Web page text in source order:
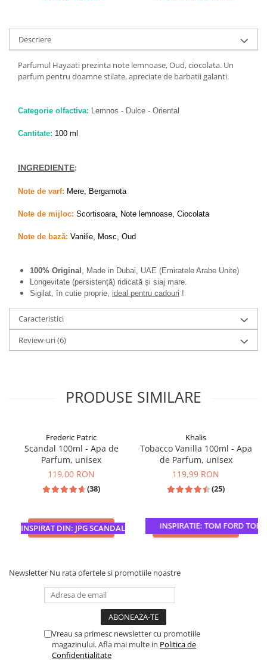
Montage Brands
Rave
Vurv
Wadi al Khaleej
Zirconia
Oferta Saptamanii
Parfumuri Clona Originale
Parfumuri clona / Dupes
Recenzii clienti
Blog
Descriere
Parfumul Hayaati prezinta note lemnoase, Oud, ciocolata. Un
parfum pentru doamne stilate, apreciate de barbatii galanti.
Categorie olfactiva: Lemnos - Dulce - Oriental
Cantitate: 100 ml
INGREDIENTE:
Note de varf: Mere, Bergamota
Note de mijloc: Scortisoara, Note lemnoase, Ciocolata
Note de bază: Vanilie, Mosc, Oud
100% Original , Made in Dubai, UAE (Emiratele Arabe Unite)
Longevitate (persistență) ridicată și siaj mare.
Sigilat, în cutie proprie, ideal pentru cadouri !
Caracteristici
Review-uri(6)
PRODUSE SIMILARE
INSPIRAT DIN: JPG SCANDAL
Frederic Patric
Scandal 100ml - Apa de
Parfum, unisex
119,00 RON
(38)
ADAUGA IN COS INSPIRATIE: TOM FORD
Khalis
Tobacco Vanilla 100ml - Apa
de Parfum, unisex
119,99 RON
(25)
ADAUGA IN COS
Newsletter Nu rata ofertele si promotiile noastre
Vreau sa primesc newsletter cu promotiile
magazinului. Afla mai multe in Politica de
Confidentialitate